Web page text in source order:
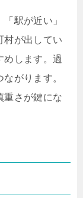
駅が近い」
村が出してい
めします。過
がります。
重さが鍵にな